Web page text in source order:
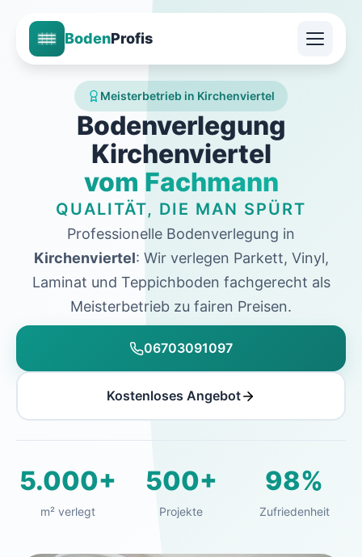
BodenProfis
Meisterbetrieb in Kirchenviertel
Bodenverlegung
Kirchenviertel
vom Fachmann
QUALITÄT, DIE MAN SPÜRT
Professionelle Bodenverlegung in
Kirchenviertel: Wir verlegen Parkett, Vinyl,
Laminat und Teppichboden fachgerecht als
Meisterbetrieb zu fairen Preisen.
06703091097
Kostenloses Angebot
5.000+
m² verlegt
500+
Projekte
98%
Zufriedenheit